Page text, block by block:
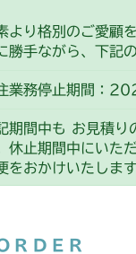
より格別のご愛顧
勝手ながら、下記
業務停止期間：
期間中も お見積
休止期間中にいた
をおかけいたしま